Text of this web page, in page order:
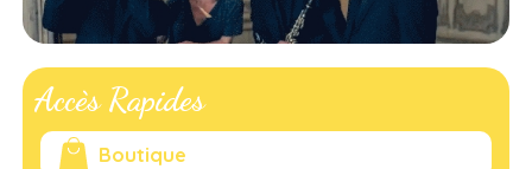
Accès Rapides
Boutique